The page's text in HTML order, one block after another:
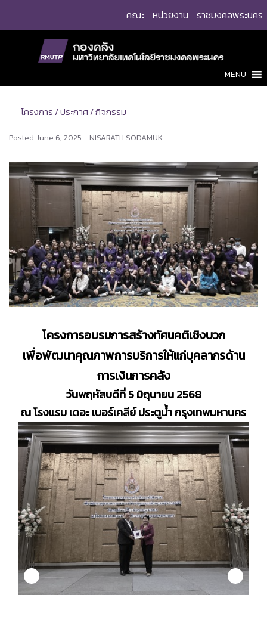
คณะ หน่วยงาน ราชมงคลพระนคร
MENU
โครงการ / ประกาศ / กิจกรรม
Posted June 6, 2025 NISARATH SODAMUK
โครงการอบรมการสร้างทัศนคติเชิงบวก
เพื่อพัฒนาคุณภาพการบริการให้แก่บุคลากรด้าน
การเงินการคลัง
วันพฤหัสบดีที่ 5 มิถุนายน 2568
ณ โรงแรม เดอะ เบอร์เคลีย์ ประตูน้ำ กรุงเทพมหานคร